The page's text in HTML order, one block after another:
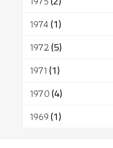
1974(1)
1972(5)
1971 (1)
1970(4)
1969(1)